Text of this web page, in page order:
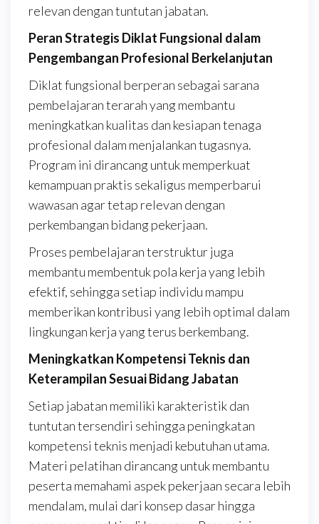
relevan dengan tuntutan jabatan.
Peran Strategis Diklat Fungsional dalam
Pengembangan Profesional Berkelanjutan
Diklat fungsional berperan sebagai sarana
pembelajaran terarah yang membantu
meningkatkan kualitas dan kesiapan tenaga
profesional dalam menjalankan tugasnya.
Program ini dirancang untuk memperkuat
kemampuan praktis sekaligus memperbarui
wawasan agar tetap relevan dengan
perkembangan bidang pekerjaan.
Proses pembelajaran terstruktur juga
membantu membentuk pola kerja yang lebih
efektif, sehingga setiap individu mampu
memberikan kontribusi yang lebih optimal dalam
lingkungan kerja yang terus berkembang.
Meningkatkan Kompetensi Teknis dan
Keterampilan Sesuai Bidang Jabatan
Setiap jabatan memiliki karakteristik dan
tuntutan tersendiri sehingga peningkatan
kompetensi teknis menjadi kebutuhan utama.
Materi pelatihan dirancang untuk membantu
peserta memahami aspek pekerjaan secara lebih
mendalam, mulai dari konsep dasar hingga